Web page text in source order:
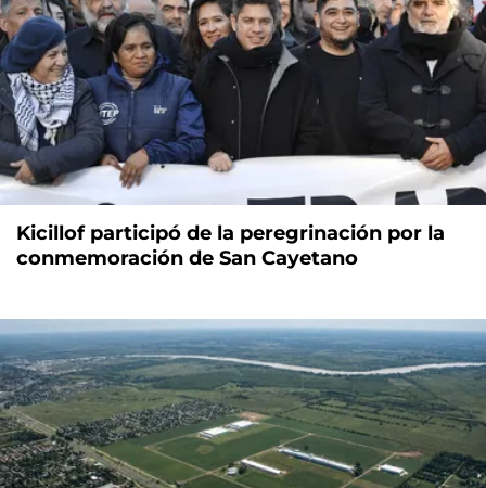
Kicillof participó de la peregrinación por la
conmemoración de San Cayetano